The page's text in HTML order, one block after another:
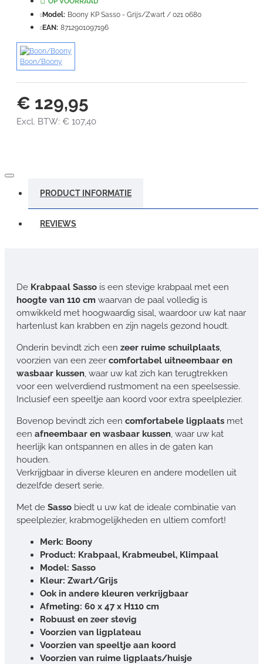
VERDER
€ 129,95
Excl. BTW: € 107,40
Model: Boony KP Sasso - Grijs/Zwart / 021 0680
EAN: 8712901097196
Boon/Boony
PRODUCT INFORMATIE
REVIEWS
De Krabpaal Sasso is een stevige krabpaal met een
hoogte van 110 cm waarvan de paal volledig is
omwikkeld met hoogwaardig sisal, waardoor uw kat naar
hartenlust kan krabben en zijn nagels gezond houdt.
Onderin bevindt zich een zeer ruime schuilplaats,
voorzien van een zeer comfortabel uitneembaar en
wasbaar kussen, waar uw kat zich kan terugtrekken
voor een welverdiend rustmoment na een speelsessie.
Inclusief een speeltje aan koord voor extra speelplezier.
Bovenop bevindt zich een comfortabele ligplaats met
een afneembaar en wasbaar kussen, waar uw kat
heerlijk kan ontspannen en alles in de gaten kan
houden.
Verkrijgbaar in diverse kleuren en andere modellen uit
dezelfde desert serie.
Met de Sasso biedt u uw kat de ideale combinatie van
speelplezier, krabmogelijkheden en ultiem comfort!
Merk: Boony
Product: Krabpaal, Krabmeubel, Klimpaal
Model: Sasso
Kleur: Zwart/Grijs
Ook in andere kleuren verkrijgbaar
Afmeting: 60 x 47 x H110 cm
Robuust en zeer stevig
Voorzien van ligplateau
Voorzien van speeltje aan koord
Voorzien van ruime ligplaats/huisje